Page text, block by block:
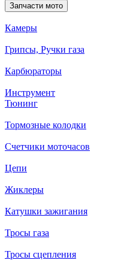
Запчасти мото
Камеры
Грипсы, Ручки газа
Карбюраторы
Инструмент
Тюнинг
Тормозные колодки
Счетчики моточасов
Цепи
Жиклеры
Катушки зажигания
Тросы газа
Тросы сцепления